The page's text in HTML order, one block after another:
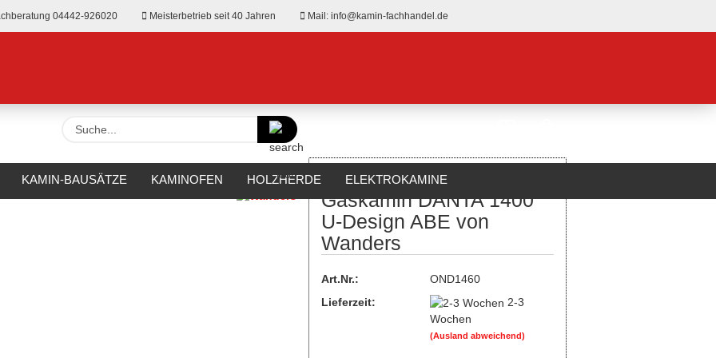
04442-926020 Meisterbetrieb seit 40 Jahren Mail: info@kamin-fachhandel.de
Suche...
KAMIN-BAUSÄTZE KAMINOFEN HOLZHERDE ELEKTROKAMINE
ÜBER UNS
Gaskamin DANTA 1400
U-Design ABE von
Wanders
Art.Nr.:
OND1460
Lieferzeit:
2-3
Wochen
(Ausland abweichend)